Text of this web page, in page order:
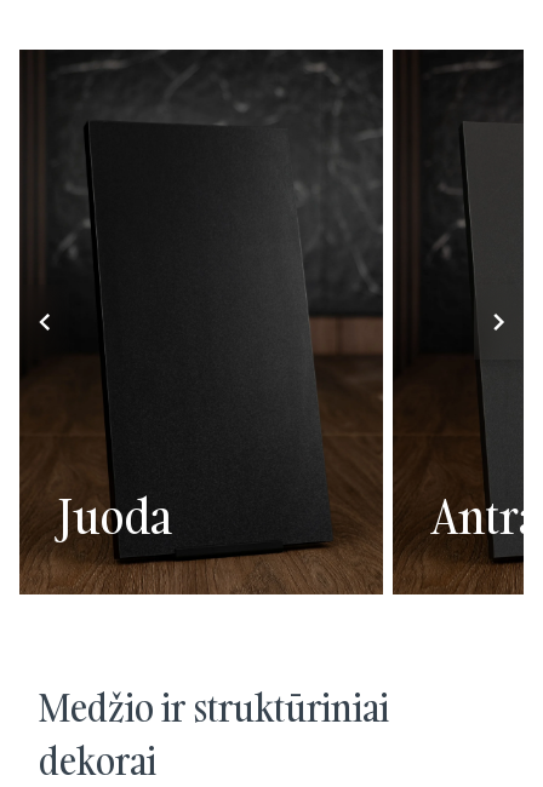
Juoda
Medžio ir struktūriniai
dekorai